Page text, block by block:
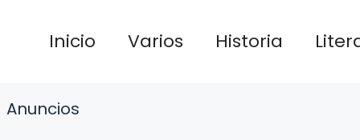
Inicio Varios Historia
Anuncios